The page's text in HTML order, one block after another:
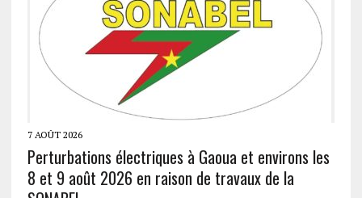
7 AOÛT 2026
Perturbations électriques à Gaoua et environs les
8 et 9 août 2026 en raison de travaux de la